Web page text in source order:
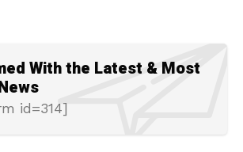
With the Latest & Most
id=314]